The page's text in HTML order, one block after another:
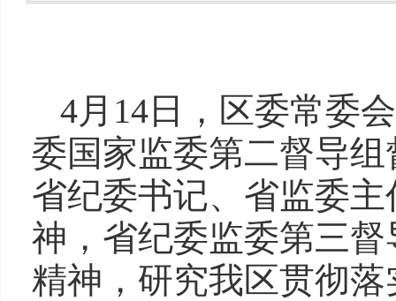
4月14日，区委常委
委国家监委第二督导
省纪委书记、省监委
神，省纪委监委第三
精神，研究我区贯彻